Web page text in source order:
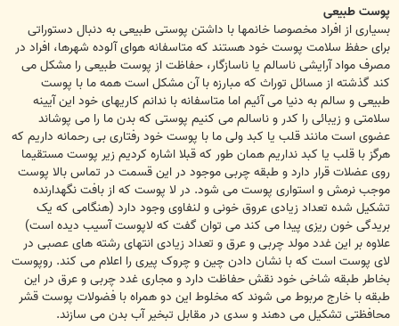
پوست طبیعی
بسیاری از افراد مخصوصا خانمها با داشتن پوستی طبیعی به دنبال دستوراتی
برای حفظ سلامت پوست خود هستند که متاسفانه هوای آلوده شهرها، افراد در
مصرف مواد آرایشی ناسالم یا ناسازگار، حفاظت از پوست طبیعی را مشکل می
کند گذشته از مسائل توراث که مبارزه با آن مشکل است همه ما با پوست
طبیعی و سالم به دنیا می آئیم اما متاسفانه با ندانم کاریهای خود این آیینه
سلامتی و زیبائی را کدر و ناسالم می کنیم پوستی که بدن ما را می پوشاند
عضوی است مانند قلب یا کبد ولی ما با پوست خود رفتاری بی رحمانه داریم که
هرگز با قلب یا کبد نداریم همان طور که قبلا اشاره کردیم زیر پوست مستقیما
روی عضلات قرار دارد و طبقه چربی موجود در این قسمت در تماس بالا پوست
موجب نرمش و استواری پوست می شود. در لا پوست که از بافت نگهدارنده
تشکیل شده تعداد زیادی عروق خونی و لنفاوی وجود دارد (هنگامی که یک
بریدگی خون ریزی پیدا می کند می توان گفت که لاپوست آسیب دیده است)
علاوه بر این غدد مولد چربی و عرق و تعداد زیادی انتهای رشته های عصبی در
لای پوست است که با نشان دادن چین و چروک پیری را اعلام می کند. روپوست
بخاطر طبقه شاخی خود نقش حفاظت دارد و مجاری غدد چربی و عرق در این
طبقه با خارج مربوط می شوند که مخلوط این دو همراه با فضولات پوست قشر
محافظتی تشکیل می دهند و سدی در مقابل تبخیر آب بدن می سازند.